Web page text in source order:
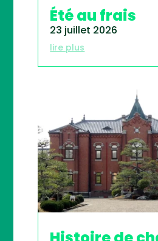
Été au frais
23 juillet 2026
lire plus